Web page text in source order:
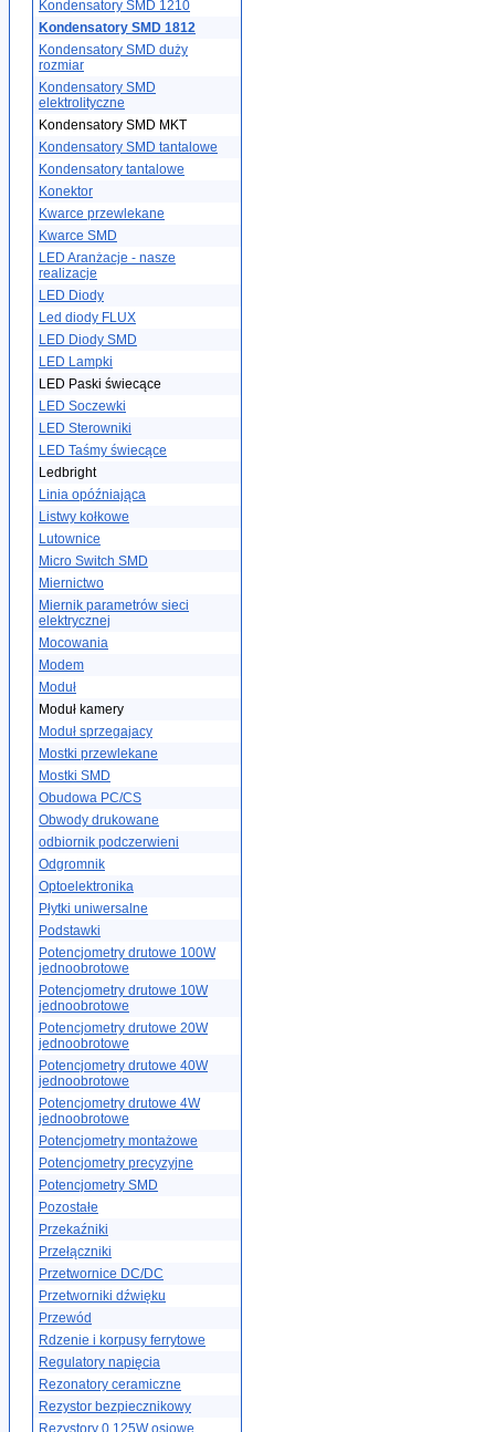
Kondensatory SMD 1210
Kondensatory SMD 1812
Kondensatory SMD duży
rozmiar
Kondensatory SMD
elektrolityczne
Kondensatory SMD MKT
Kondensatory SMD tantalowe
Kondensatory tantalowe
Konektor
Kwarce przewlekane
Kwarce SMD
LED Aranżacje - nasze
realizacje
LED Diody
Led diody FLUX
LED Diody SMD
LED Lampki
LED Paski świecące
LED Soczewki
LED Sterowniki
LED Taśmy świecące
Ledbright
Linia opóźniająca
Listwy kołkowe
Lutownice
Micro Switch SMD
Miernictwo
Miernik parametrów sieci
elektrycznej
Mocowania
Modem
Moduł
Moduł kamery
Moduł sprzegajacy
Mostki przewlekane
Mostki SMD
Obudowa PC/CS
Obwody drukowane
odbiornik podczerwieni
Odgromnik
Optoelektronika
Płytki uniwersalne
Podstawki
Potencjometry drutowe 100W
jednoobrotowe
Potencjometry drutowe 10W
jednoobrotowe
Potencjometry drutowe 20W
jednoobrotowe
Potencjometry drutowe 40W
jednoobrotowe
Potencjometry drutowe 4W
jednoobrotowe
Potencjometry montażowe
Potencjometry precyzyjne
Potencjometry SMD
Pozostałe
Przekaźniki
Przełączniki
Przetwornice DC/DC
Przetworniki dźwięku
Przewód
Rdzenie i korpusy ferrytowe
Regulatory napięcia
Rezonatory ceramiczne
Rezystor bezpiecznikowy
Rezystory 0.125W osiowe